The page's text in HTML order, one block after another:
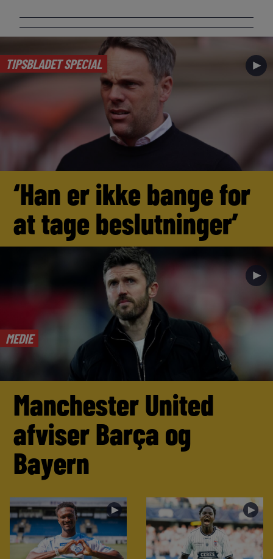
TIPSBLADET SPECIAL ►
‘Han er ikke bange for
at tage beslutninger’
MEDIE
►
Manchester United
afviser Barça og
Bayern
► ►